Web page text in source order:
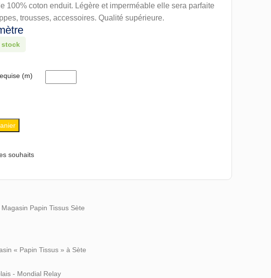
100% coton enduit. Légère et imperméable elle sera parfaite
trousses, accessoires. Qualité supérieure.
stock
(m)
souhaits
Papin Tissus Sète
« Papin Tissus » à Sète
- Mondial Relay